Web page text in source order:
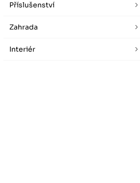
Příslušenství
Zahrada
Interiér